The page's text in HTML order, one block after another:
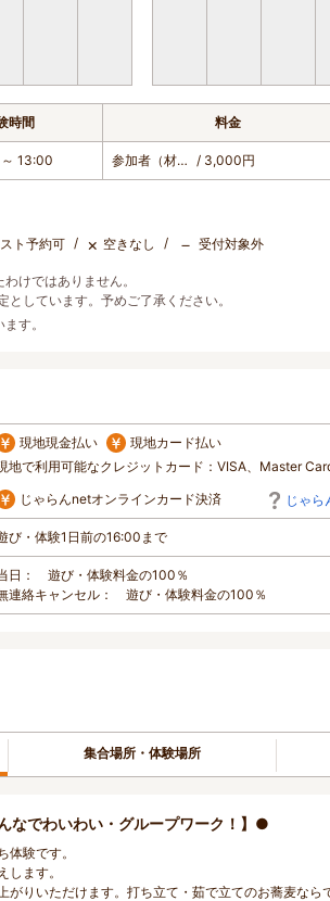
時間 料金
13:00 参加者（材料・体験・お食事） ※2名以上 / 3,000円
ト予約可 × 空きなし － 受付対象外
けではありません。
しています。予めご了承ください。
す。
現地現金払い
現地カード払い
地で利用可能なクレジットカード：VISA、Master
じゃらんnetオンラインカード決済
じゃら
び・体験1日前の16:00まで
日： 遊び・体験料金の100％
連絡キャンセル： 遊び・体験料金の100％
集合場所・体験場所
なでわいわい・グループワーク！】●
体験です。
ます。
がりいただけます。打ち立て・茹で立てのお蕎麦なら